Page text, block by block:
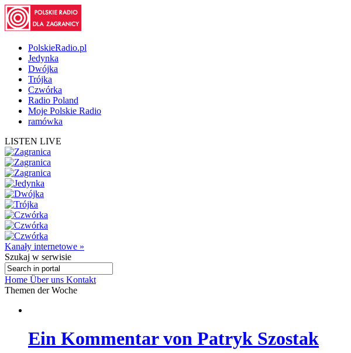
PolskieRadio.pl
Jedynka
Dwójka
Trójka
Czwórka
Radio Poland
Moje Polskie Radio
ramówka
LISTEN LIVE
Kanały internetowe »
Szukaj w serwisie
Home Über uns Kontakt
Themen der Woche
Ein Kommentar von Patryk Szostak